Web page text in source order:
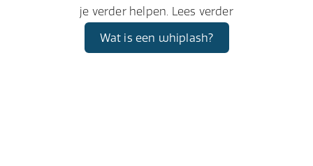
je verder helpen. Lees verder
Wat is een whiplash?